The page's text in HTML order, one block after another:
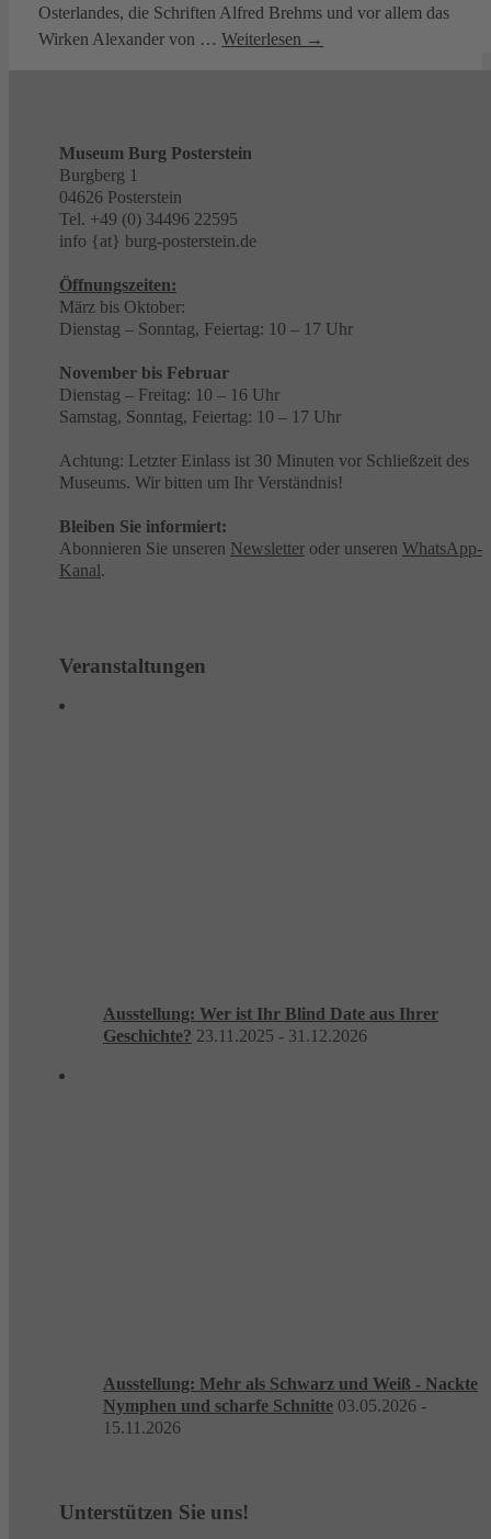
Osterlandes, die Schriften Alfred Brehms und vor allem das
Wirken Alexander von … Weiterlesen →
Museum Burg Posterstein
Burgberg 1
04626 Posterstein
Tel. +49 (0) 34496 22595
info {at} burg-posterstein.de
Öffnungszeiten:
März bis Oktober:
Dienstag – Sonntag, Feiertag: 10 – 17 Uhr
November bis Februar
Dienstag – Freitag: 10 – 16 Uhr
Samstag, Sonntag, Feiertag: 10 – 17 Uhr
Achtung: Letzter Einlass ist 30 Minuten vor Schließzeit des
Museums. Wir bitten um Ihr Verständnis!
Bleiben Sie informiert:
Abonnieren Sie unseren Newsletter oder unseren WhatsApp-
Kanal.
Veranstaltungen
Ausstellung: Wer ist Ihr Blind Date aus Ihrer
Geschichte? 23.11.2025 - 31.12.2026
Ausstellung: Mehr als Schwarz und Weiß - Nackte
Nymphen und scharfe Schnitte 03.05.2026 -
15.11.2026
Unterstützen Sie uns!